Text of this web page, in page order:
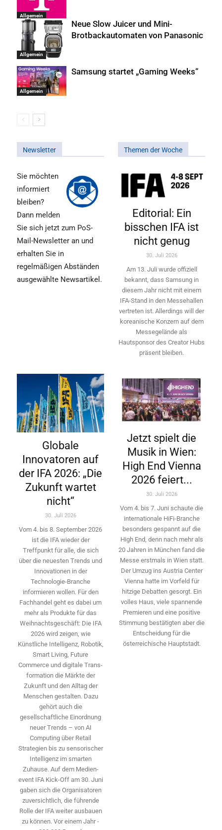
Allgemein
Allgemein
Neue Slow Juicer und Mini-
Brotbackautomaten von Panasonic
Allgemein
Samsung startet „Gaming Weeks“
Newsletter
Sie möchten
informiert
bleiben?
Dann melden
Sie sich jetzt zum PoS-
Mail-Newsletter an und
erhalten Sie in
regelmäßigen Abständen
ausgewählte Newsartikel.
Themen der Woche
Editorial: Ein
bisschen IFA ist
nicht genug
30. Juli 2026
Am 13. Juli wurde offiziell
bekannt, dass Samsung in
diesem Jahr nicht mit einem
IFA-Stand in den Messehallen
vertreten ist. Allerdings will ­der
koreanische Konzern auf dem
Messegelände als
Hautsponsor des Creator Hubs
präsent bleiben.
Globale
Innovatoren auf
der IFA 2026: „Die
Zukunft wartet
nicht“
30. Juli 2026
Vom 4. bis 8. September 2026
ist die IFA wieder der
Treffpunkt für alle, die sich
über die neuesten Trends und
Innovationen in der
Technologie-­Branche
informieren wollen. Für den
Fachhandel geht es dabei um
mehr als Produkte für das
Weihnachtsgeschäft: Die IFA
2026 wird ­zeigen, wie
Künstliche Intelligenz, Robotik,
Smart Living, Future
Commerce und digitale Trans­
formation die Märkte der
Zukunft und den Alltag der
Menschen gestalten. Dazu
gehört auch die
gesellschaftliche Einordnung
neuer Trends – von AI
Computing über Retail
Strategien bis zu sensorischer
Intelligenz im smarten
Zuhause. Auf dem Medien­
event IFA Kick-Off am 30. Juni
gaben sich die Organisatoren
zuversichtlich, die führende
Rolle der IFA weiter ausbauen
zu können. Vor einem Jahr ­
Jetzt spielt die
Musik in Wien:
High End Vienna
2026 feiert...
30. Juli 2026
Vom 4. bis 7. Juni schaute die
internationale HiFi-Branche
besonders gespannt auf die
High End, denn nach mehr als
20 Jahren in München fand die
Messe erstmals in Wien statt.
Der Umzug ins Austria Center
Vienna hatte im Vorfeld für
hitzige Debatten gesorgt. Ein
volles Haus, viele spannende
Premieren und eine positive
Stimmung bestätigten aber die
Entscheidung für die
österreichische Hauptstadt.